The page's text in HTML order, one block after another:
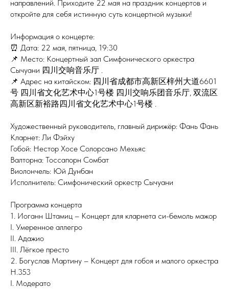
направлений. Приходите 22 мая на праздник концертов и
откройте для себя истинную суть концертной музыки!
Информация о концерте:
⏰ Дата: 22 мая, пятница, 19:30
📌 Место: Концертный зал Симфонического оркестра
Сычуани 四川交响音乐厅 .
📌 Адрес на китайском: 四川省成都市高新区梓州大道6601
号 四川省文化艺术中心1号楼 四川交响乐团音乐厅, 双流区
高新区新裕路四川省文化艺术中心1号楼 .
Художественный руководитель, главный дирижёр: Фань Фань
Кларнет: Ли Фэйху
Гобой: Нестор Хосе Солорсано Мехьяс
Валторна: Тоссапорн Сомбат
Виолончель: Юй Дунбан
Исполнитель: Симфонический оркестр Сычуани
Программа концерта
1. Иоганн Штамиц – Концерт для кларнета си-бемоль мажор
I. Умеренное аллегро
II. Адажио
III. Лёгкое престо
2. Богуслав Мартину – Концерт для гобоя и малого оркестра
H.353
I. Модерато